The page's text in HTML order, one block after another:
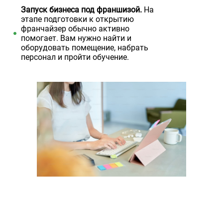
Запуск бизнеса под франшизой. На
этапе подготовки к открытию
франчайзер обычно активно
помогает. Вам нужно найти и
оборудовать помещение, набрать
персонал и пройти обучение.